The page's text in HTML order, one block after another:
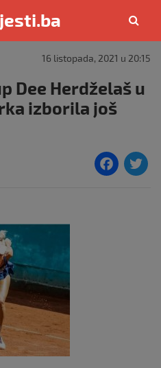
16 listopada, 2021 u 20:15
Dee Herdželaš u
izborila još
F